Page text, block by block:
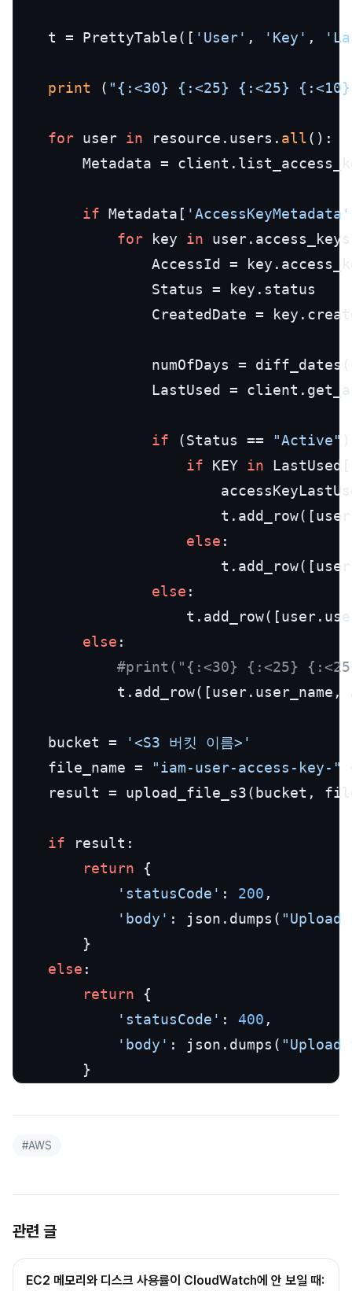
    t = PrettyTable([
'User' , 'Key' ,
print ( "{:<30} {:<25} {:<25}
for user in resource.users. all ():
Metadata =
if Metadata[ 'AccessKeyMetadata'
for key in
AccessId =
                Status = key.status
CreatedDate =
numOfDays =
LastUsed =
if (Status == "Active"
if KEY in LastUsed[
else :
else :
else :
#print("{:<30} {:<25}
    bucket =
'<S3 버킷 이름>'
    file_name =
"iam-user-access-key-"
result = upload_file_s3(bucket,
if result:
return {
'statusCode' : 200 ,
'body' : json.dumps( "Upload
        }
else :
return {
'statusCode' : 400 ,
'body' : json.dumps(
        }
#AWS
관련 글
EC2 메모리와 디스크 사용률이 CloudWatch에 안 보일 때: